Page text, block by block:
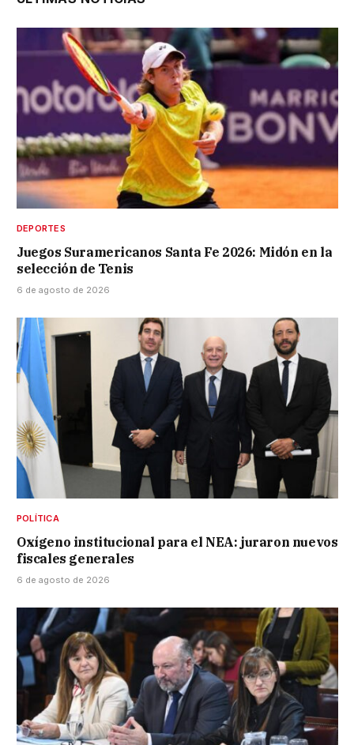
DEPORTES
Juegos Suramericanos Santa Fe 2026: Midón en la
selección de Tenis
6 de agosto de 2026
POLÍTICA
Oxígeno institucional para el NEA: juraron nuevos
fiscales generales
6 de agosto de 2026